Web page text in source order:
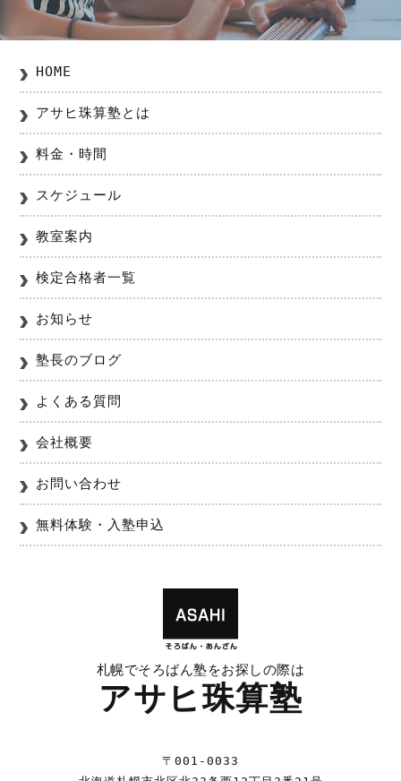
HOME
アサヒ珠算塾とは
料金・時間
スケジュール
教室案内
検定合格者一覧
お知らせ
塾長のブログ
よくある質問
会社概要
お問い合わせ
無料体験・入塾申込
札幌でそろばん塾をお探しの際は
アサヒ珠算塾
〒001-0033